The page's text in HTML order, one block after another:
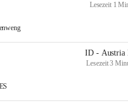
Lesezeit 1
ID - Austria
Lesezeit 3